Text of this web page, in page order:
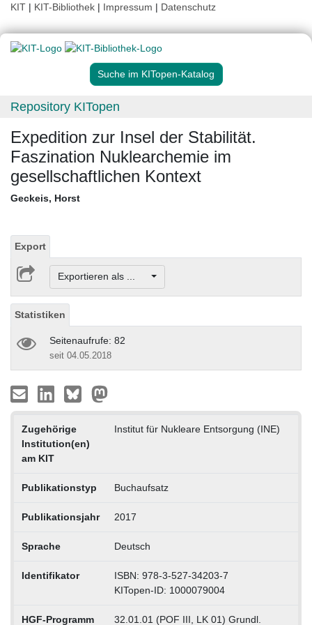
KIT | KIT-Bibliothek | Impressum | Datenschutz
Suche im KITopen-Katalog
Repository KITopen
Expedition zur Insel der Stabilität.
Faszination Nuklearchemie im
gesellschaftlichen Kontext
Geckeis, Horst
Export
Exportieren als ...
Statistiken
Seitenaufrufe: 82
seit 04.05.2018
Zugehörige
Institution(en)
am KIT
Institut für Nukleare Entsorgung (INE)
Publikationstyp Buchaufsatz
Publikationsjahr 2017
Sprache Deutsch
Identifikator
ISBN: 978-3-527-34203-7
KITopen-ID: 1000079004
HGF-Programm 32.01.01 (POF III, LK 01) Grundl.